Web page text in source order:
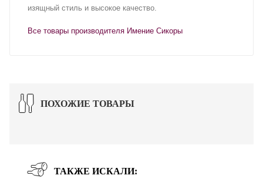
изящный стиль и высокое качество.
Все товары производителя Имение Сикоры
ПОХОЖИЕ ТОВАРЫ
ТАКЖЕ ИСКАЛИ: